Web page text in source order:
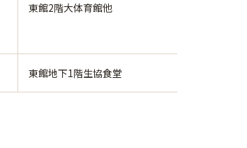
東館2階大体育館他
東館地下1階生協食堂